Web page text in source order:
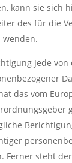
kann sie sich
des für die
Jede von
das vom
Ferner steht